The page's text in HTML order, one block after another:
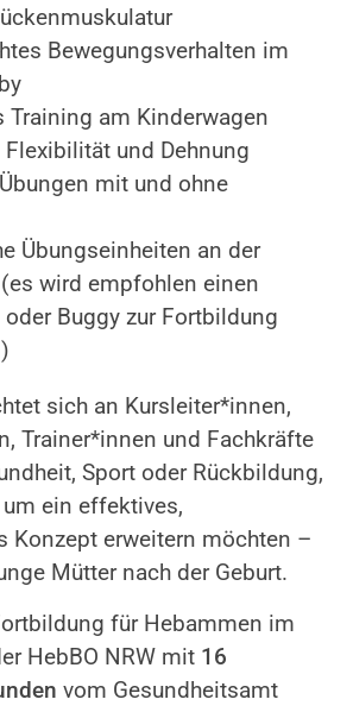
Bewegungsverhalten im
Training am Kinderwagen
und Dehnung
mit und ohne
Übungseinheiten an der
wird empfohlen einen
Buggy zur Fortbildung
sich an Kursleiter*innen,
Trainer*innen und Fachkräfte
Sport oder Rückbildung,
ein effektives,
Konzept erweitern möchten –
Mütter nach der Geburt.
für Hebammen im
HebBO NRW mit 16
vom Gesundheitsamt